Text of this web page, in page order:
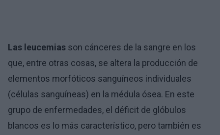
Las leucemias son cánceres de la sangre en los
que, entre otras cosas, se altera la producción de
elementos morfóticos sanguíneos individuales
(células sanguíneas) en la médula ósea. En este
grupo de enfermedades, el déficit de glóbulos
blancos es lo más característico, pero también es